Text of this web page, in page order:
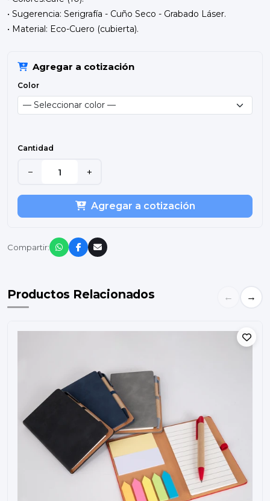
• Sugerencia: Serigrafía - Cuño Seco - Grabado Láser.
• Material: Eco-Cuero (cubierta).
Agregar a cotización
Color
Cantidad
− +
Agregar a cotización
Compartir:
Productos Relacionados ← →